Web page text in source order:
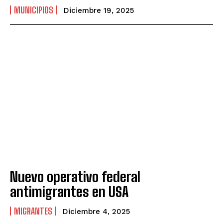
MUNICIPIOS Diciembre 19, 2025
Nuevo operativo federal
antimigrantes en USA
MIGRANTES Diciembre 4, 2025